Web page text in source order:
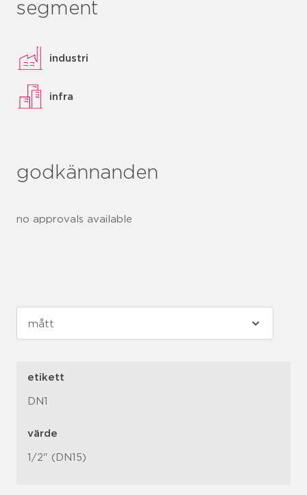
segment
industri
infra
godkännanden
no approvals available
etikett
DN1
värde
1/2" (DN15)